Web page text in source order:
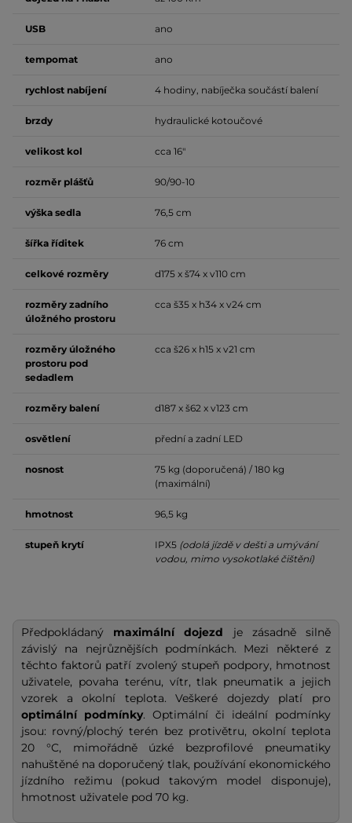
USB ano
tempomat ano
rychlost nabíjení 4 hodiny, nabíječka součástí balení
brzdy hydraulické kotoučové
velikost kol cca 16"
rozměr plášťů 90/90-10
výška sedla 76,5 cm
šířka říditek 76 cm
celkové rozměry d175 x š74 x v110 cm
rozměry zadního
úložného prostoru
cca š35 x h34 x v24 cm
rozměry úložného
prostoru pod
sedadlem
cca š26 x h15 x v21 cm
rozměry balení d187 x š62 x v123 cm
osvětlení přední a zadní LED
nosnost
75 kg (doporučená) / 180 kg
(maximální)
hmotnost 96,5 kg
stupeň krytí IPX5 (odolá jízdě v dešti a umývání
vodou, mimo vysokotlaké čištění)
Předpokládaný maximální dojezd je zásadně silně
závislý na nejrůznějších podmínkách. Mezi některé z
těchto faktorů patří zvolený stupeň podpory, hmotnost
uživatele, povaha terénu, vítr, tlak pneumatik a jejich
vzorek a okolní teplota. Veškeré dojezdy platí pro
optimální podmínky. Optimální či ideální podmínky
jsou: rovný/plochý terén bez protivětru, okolní teplota
20 °C, mimořádně úzké bezprofilové pneumatiky
nahuštěné na doporučený tlak, používání ekonomického
jízdního režimu (pokud takovým model disponuje),
hmotnost uživatele pod 70 kg.